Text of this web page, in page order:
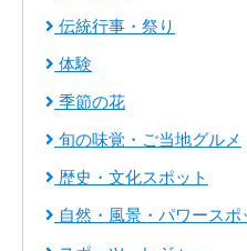
伝統行事・祭り
体験
季節の花
旬の味覚・ご当地グルメ
歴史・文化スポット
自然・風景・パワースポ